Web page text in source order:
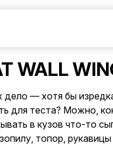
WALL
— хотя бы
для теста? Можно,
в кузов что-то
топор,